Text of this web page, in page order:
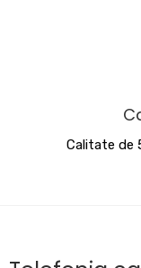
Calitate de